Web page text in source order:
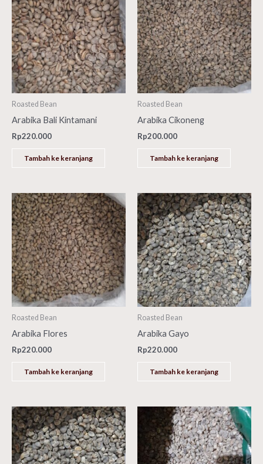
Roasted Bean
Arabika Bali Kintamani
Rp220.000
Tambah ke keranjang
Roasted Bean
Arabika Cikoneng
Rp200.000
Tambah ke keranjang
Roasted Bean
Arabika Flores
Rp220.000
Tambah ke keranjang
Roasted Bean
Arabika Gayo
Rp220.000
Tambah ke keranjang